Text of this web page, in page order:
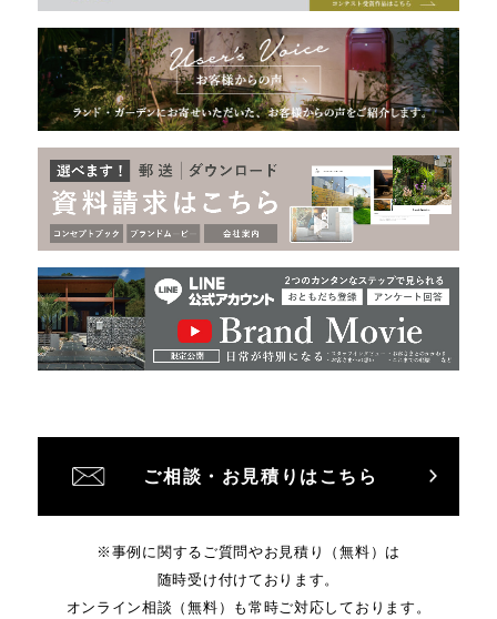
ご相談・お見積りはこちら
※事例に関するご質問やお見積り（無料）は
随時受け付けております。
オンライン相談（無料）も常時ご対応しております。